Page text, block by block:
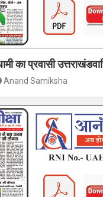
का प्रवासी
Anand Samiksha